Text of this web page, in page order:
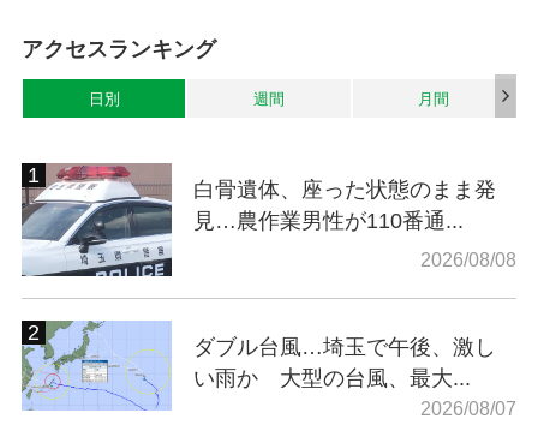
アクセスランキング
日別 週間 月間
白骨遺体、座った状態のまま発
見…農作業男性が110番通...
2026/08/08
ダブル台風…埼玉で午後、激し
い雨か 大型の台風、最大...
2026/08/07